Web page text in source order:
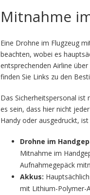
Mitnahme
Eine Drohne im Flugzeug
beachten, wobei es
entsprechenden Airline
finden Sie Links zu den
Das Sicherheitspersonal ist
es sein, dass hier nicht
Handy oder ausgedruckt,
Drohne im
Mitnahme im
Aufnahmegepäck
Akkus:
mit Lithium-Polymer-